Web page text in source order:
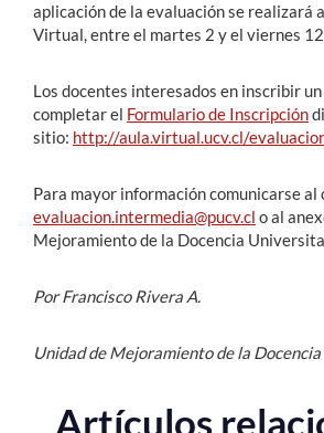
aplicación de la evaluación se realizará
Virtual, entre el martes 2 y el viernes
Los docentes interesados en inscribir
completar el Formulario de Inscripción
sitio: http://aula.virtual.ucv.cl/
Para mayor información comunicarse al
evaluacion.intermedia@pucv.cl o al
Mejoramiento de la Docencia
Por Francisco Rivera A.
Unidad de Mejoramiento de la
Artículos